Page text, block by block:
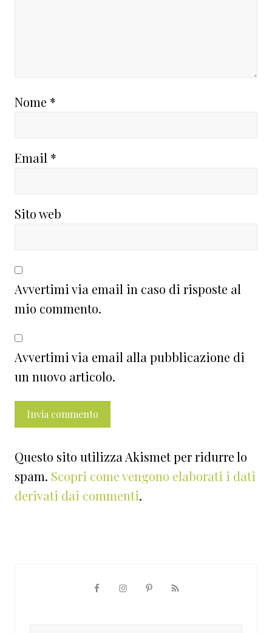
Nome *
Email *
Sito web
Avvertimi via email in caso di risposte al
mio commento.
Avvertimi via email alla pubblicazione di
un nuovo articolo.
Questo sito utilizza Akismet per ridurre lo
spam. Scopri come vengono elaborati i dati
derivati dai commenti.